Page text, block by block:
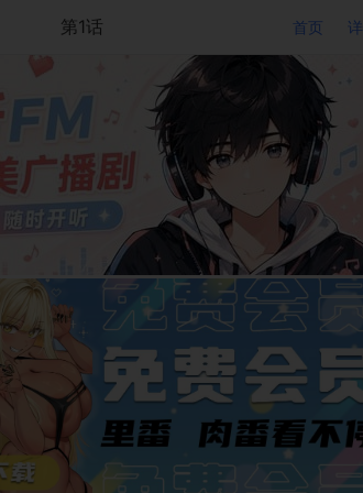
第1话 首页